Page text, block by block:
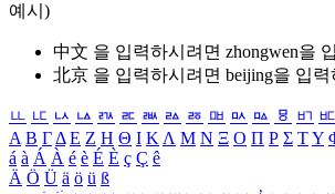
예시)
中文 을 입력하시려면 zhongwen을
北京 을 입력하시려면 beijing을 입력
ㅥ ㅦ ㅧ ㅨ ㅩ ㅪ ㅫ ㅬ ㅭ ㅮ ㅯ ㅰ ㅱ ㅲ ㅳ
Α Β ΓΔ Ε Ζ Η Θ Ι ΚΛ Μ Ν Ξ Ο Π Ρ Σ ΤΥ
á à Á À é è É È ç Ç ê
Ä Ö Ü ä ö ü ß